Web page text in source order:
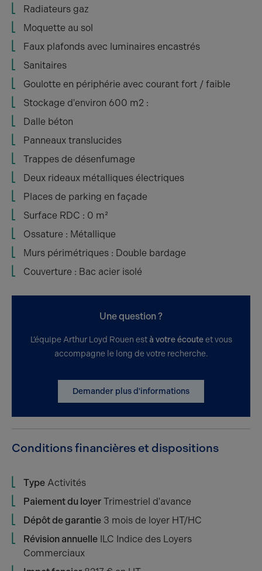
Radiateurs gaz
Moquette au sol
Faux plafonds avec luminaires encastrés
Sanitaires
Goulotte en périphérie avec courant fort / faible
Stockage d'environ 600 m2 :
Dalle béton
Panneaux translucides
Trappes de désenfumage
Deux rideaux métalliques électriques
Places de parking en façade
Surface RDC : 0 m²
Ossature : Métallique
Murs périmétriques : Double bardage
Couverture : Bac acier isolé
Une question ?
L’équipe Arthur Loyd Rouen est à votre écouteet vous
accompagne le long de votre recherche.
Demander plus d'informations
Conditions financières et dispositions
Type Activités
Paiement du loyer Trimestriel d'avance
Dépôt de garantie 3 mois de loyer HT/HC
Révision annuelle ILC Indice des Loyers
Commerciaux